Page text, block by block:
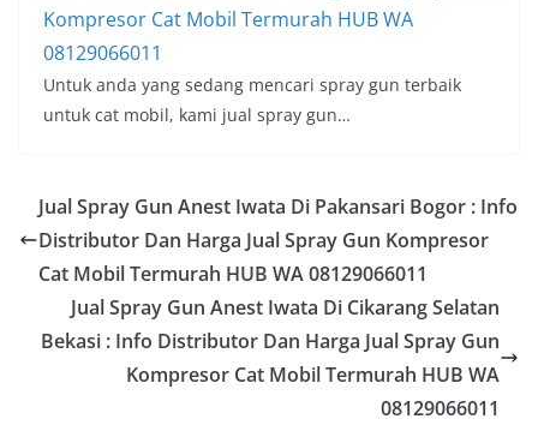
Kompresor Cat Mobil Termurah HUB WA
08129066011
Untuk anda yang sedang mencari spray gun terbaik
untuk cat mobil, kami jual spray gun…
Jual Spray Gun Anest Iwata Di Pakansari Bogor : Info
Distributor Dan Harga Jual Spray Gun Kompresor
Cat Mobil Termurah HUB WA 08129066011
Jual Spray Gun Anest Iwata Di Cikarang Selatan
Bekasi : Info Distributor Dan Harga Jual Spray Gun
Kompresor Cat Mobil Termurah HUB WA
08129066011